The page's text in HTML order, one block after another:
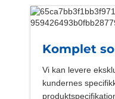
Komplet
Vi kan levere
kundernes